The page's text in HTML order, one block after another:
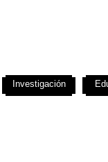
Investigación